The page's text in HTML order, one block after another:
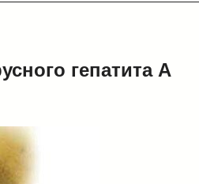
гепатита А